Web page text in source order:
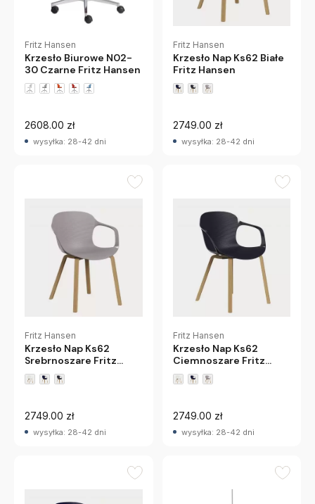
Fritz Hansen
Krzesło Biurowe N02-
30 Czarne Fritz Hansen
2608.00 zł
wysyłka: 28-42 dni
Fritz Hansen
Krzesło Nap Ks62 Białe
Fritz Hansen
2749.00 zł
wysyłka: 28-42 dni
Fritz Hansen
Krzesło Nap Ks62
Srebrnoszare Fritz
Hansen
2749.00 zł
wysyłka: 28-42 dni
Fritz Hansen
Krzesło Nap Ks62
Ciemnoszare Fritz
Hansen
2749.00 zł
wysyłka: 28-42 dni